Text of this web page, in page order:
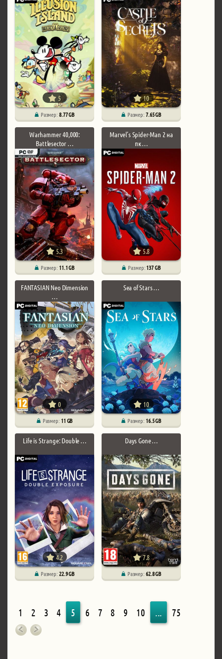
5
Размер:8.77 GB
10
Размер:7.65 GB
Warhammer 40,000:
Battlesector …
5.3
Размер: 11.1 GB
Marvel’s Spider-Man 2 на
пк …
5.8
Размер:137 GB
FANTASIAN Neo Dimension
…
0
Размер: 11 GB
Sea of Stars …
10
Размер: 16.5 GB
Life is Strange: Double …
4.2
Размер:22.9 GB
Days Gone …
7.8
Размер:62.8 GB
1 2 3 4 5 6 7 8 9 10 ... 75